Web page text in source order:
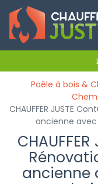
Poêle à bois &
CHAUFFER JUSTE
ancienne avec
ancienne
Panneau de gestion